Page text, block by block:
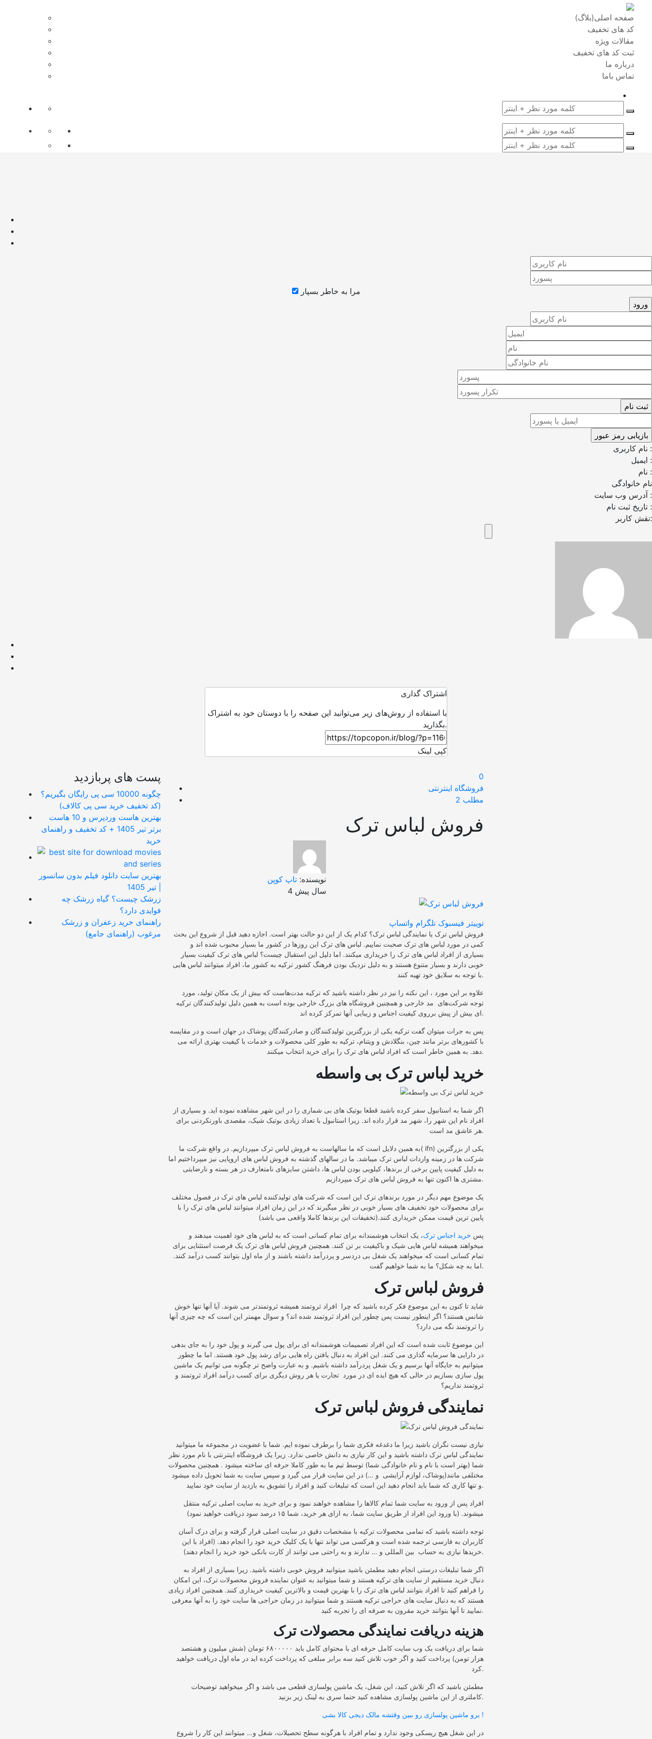
صفحه اصلی(بلاگ)
کد های تخفیف
مقالات ویژه
ثبت کد های تخفیف
درباره ما
تماس باما
مرا به خاطر بسپار
نام کاربری :
ایمیل :
نام :
نام خانوادگی
آدرس وب سایت :
تاریخ ثبت نام :
نقش کاربر:
اشتراک گذاری
با استفاده از روش‌های زیر می‌توانید این صفحه را با دوستان خود به اشتراک
بگذارید.
کپی لینک
پست های پربازدید
چگونه 10000 سی پی رایگان بگیریم؟
(کد تخفیف خرید سی پی کالاف)
بهترین هاست وردپرس و 10 هاست
برتر تیر 1405 + کد تخفیف و راهنمای
خرید
بهترین سایت دانلود فیلم بدون سانسور
| تیر 1405
زرشک چیست؟ گیاه زرشک چه
فوایدی دارد؟
راهنمای خرید زعفران و زرشک
مرغوب (راهنمای جامع)
0
فروشگاه اینترنتی
مطلب 2
فروش لباس ترک
نویسنده: تاپ کوپن
4 سال پیش
توییتر فیسبوک تلگرام واتساپ
فروش لباس ترک یا نمایندگی لباس ترک؟ کدام یک از این دو حالت بهتر است. اجازه دهید قبل از شروع این بحث
کمی در مورد لباس های ترک صحبت نماییم. لباس های ترک این روزها در کشور ما بسیار محبوب شده اند و
بسیاری از افراد لباس های ترک را خریداری میکنند. اما دلیل این استقبال چیست؟ لباس های ترک کیفیت بسیار
خوبی دارند و بسیار متنوع هستند و به دلیل نزدیک بودن فرهنگ کشور ترکیه به کشور ما، افراد میتوانند لباس هایی
با توجه به سلایق خود تهیه کنند.
علاوه بر این مورد ، این نکته را نیز در نظر داشته باشید که ترکیه مدت‌هاست که بیش از یک مکان تولید، مورد
توجه شرکت‌های مد خارجی و همچنین فروشگاه های بزرگ خارجی بوده است به همین دلیل تولیدکنندگان ترکیه
ای بیش از پیش برروی کیفیت اجناس و زیبایی آنها تمرکز کرده اند.
پس به جرات میتوان گفت ترکیه یکی از بزرگترین تولیدکنندگان و صادرکنندگان پوشاک در جهان است و در مقایسه
با کشورهای برتر مانند چین، بنگلادش و ویتنام، ترکیه به طور کلی محصولات و خدمات با کیفیت بهتری ارائه می
دهد. به همین خاطر است که افراد لباس های ترک را برای خرید انتخاب میکنند.
خرید لباس ترک بی واسطه
اگر شما به استانبول سفر کرده باشید قطعا بوتیک های بی شماری را در این شهر مشاهده نموده اید. و بسیاری از
افراد نام این شهر را، شهر مد قرار داده اند. زیرا استانبول با تعداد زیادی بوتیک شیک، مقصدی باورنکردنی برای
هر عاشق مد است.
به همین دلایل است که ما سالهاست به فروش لباس ترک میپردازیم. در واقع شرکت ما( ifn) یکی از بزرگترین
شرکت ها در زمینه واردات لباس ترک میباشد. ما در سالهای گذشته به فروش لباس های اروپایی نیز میپرداختیم اما
به دلیل کیفیت پایین برخی از برندها، کیلویی بودن لباس ها، داشتن سایزهای نامتعارف در هر بسته و نارضایتی
مشتری ها اکنون تنها به فروش لباس های ترک میپردازیم.
یک موضوع مهم دیگر در مورد برندهای ترک این است که شرکت های تولیدکننده لباس های ترک در فصول مختلف
برای محصولات خود تخفیف های بسیار خوبی در نظر میگیرند که در این زمان افراد میتوانند لباس های ترک را با
پایین ترین قیمت ممکن خریداری کنند.(تخفیفات این برندها کاملا واقعی می باشد)
پس خرید اجناس ترک، یک انتخاب هوشمندانه برای تمام کسانی است که به لباس های خود اهمیت میدهند و
میخواهند همیشه لباس هایی شیک و باکیفیت بر تن کنند. همچنین فروش لباس های ترک یک فرصت استثنایی برای
تمام کسانی است که میخواهند یک شغل بی دردسر و پردرآمد داشته باشند و از ماه اول بتوانند کسب درآمد کنند.
اما به چه شکل؟ ما به شما خواهیم گفت.
فروش لباس ترک
شاید تا کنون به این موضوع فکر کرده باشید که چرا افراد ثروتمند همیشه ثروتمندتر می شوند. آیا آنها تنها خوش
شانس هستند؟ اگر اینطور نیست پس چطور این افراد ثروتمند شده اند؟ و سوال مهمتر این است که چه چیزی آنها
را ثروتمند نگه می دارد؟
این موضوع ثابت شده است که این افراد تصمیمات هوشمندانه ای برای پول می گیرند و پول خود را به جای بدهی
در دارایی ها سرمایه گذاری می کنند. این افراد به دنبال یافتن راه هایی برای رشد پول خود هستند. اما ما چطور
میتوانیم به جایگاه آنها برسیم و یک شغل پردرآمد داشته باشیم. و به عبارت واضح تر چگونه می توانیم یک ماشین
پول سازی بسازیم در حالی که هیچ ایده ای در مورد تجارت یا هر روش دیگری برای کسب درآمد افراد ثروتمند و
ثروتمند نداریم؟
نمایندگی فروش لباس ترک
نیازی نیست نگران باشید زیرا ما دغدغه فکری شما را برطرف نموده ایم. شما با عضویت در مجموعه ما میتوانید
نمایندگی لباس ترک داشته باشید و این کار نیازی به دانش خاصی ندارد. زیرا یک فروشگاه اینترنتی با نام مورد نظر
شما (بهتر است با نام و نام خانوادگی شما) توسط تیم ما به طور کاملا حرفه ای ساخته میشود . همچنین محصولات
مختلفی مانند(پوشاک، لوازم آرایشی و …) در این سایت قرار می گیرد و سپس سایت به شما تحویل داده میشود
و تنها کاری که شما باید انجام دهید این است که تبلیغات کنید و افراد را تشویق به بازدید از سایت خود نمایید.
افراد پس از ورود به سایت شما تمام کالاها را مشاهده خواهند نمود و برای خرید به سایت اصلی ترکیه منتقل
میشوند. (با ورود این افراد از طریق سایت شما، به ازای هر خرید، شما ۱۵ درصد سود دریافت خواهید نمود)
توجه داشته باشید که تمامی محصولات ترکیه با مشخصات دقیق در سایت اصلی قرار گرفته و برای درک آسان
کاربران به فارسی ترجمه شده است و هرکسی می تواند تنها با یک کلیک خرید خود را انجام دهد. (افراد با این
خریدها نیازی به حساب بین المللی و … ندارند و به راحتی می توانند از کارت بانکی خود خرید را انجام دهند).
اگر شما تبلیغات درستی انجام دهید مطمئن باشید میتوانید فروش خوبی داشته باشید. زیرا بسیاری از افراد به
دنبال خرید مستقیم از سایت های ترکیه هستند و شما میتوانید به عنوان نماینده فروش محصولات ترک، این امکان
را فراهم کنید تا افراد بتوانند لباس های ترک را با بهترین قیمت و بالاترین کیفیت خریداری کنند. همچنین افراد زیادی
هستند که به دنبال سایت های حراجی ترکیه هستند و شما میتوانید در زمان حراجی ها سایت خود را به آنها معرفی
نمایید تا آنها بتوانند خرید مقرون به صرفه ای را تجربه کنید.
هزینه دریافت نمایندگی محصولات ترک
شما برای دریافت یک وب سایت کامل حرفه ای با محتوای کامل باید ۶۸۰۰۰۰۰ تومان (شش میلیون و هشتصد
هزار تومن) پرداخت کنید و اگر خوب تلاش کنید سه برابر مبلغی که پرداخت کرده اید در ماه اول دریافت خواهید
کرد.
مطمئن باشید که اگر تلاش کنید، این شغل، یک ماشین پولسازی قطعی می باشد و اگر میخواهید توضیحات
کاملتری از این ماشین پولسازی مشاهده کنید حتما سری به لینک زیر بزنید.
برو ماشین پولسازی رو ببین وقتشه مالک دیجی کالا بشی !
در این شغل هیچ ریسکی وجود ندارد و تمام افراد با هرگونه سطح تحصیلات، شغل و… میتوانند این کار را شروع